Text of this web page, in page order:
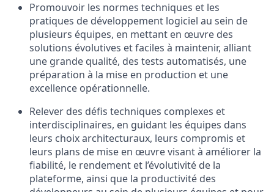
Promouvoir les normes techniques et les
pratiques de développement logiciel au sein de
plusieurs équipes, en mettant en œuvre des
solutions évolutives et faciles à maintenir, alliant
une grande qualité, des tests automatisés, une
préparation à la mise en production et une
excellence opérationnelle.
Relever des défis techniques complexes et
interdisciplinaires, en guidant les équipes dans
leurs choix architecturaux, leurs compromis et
leurs plans de mise en œuvre visant à améliorer la
fiabilité, le rendement et l’évolutivité de la
plateforme, ainsi que la productivité des